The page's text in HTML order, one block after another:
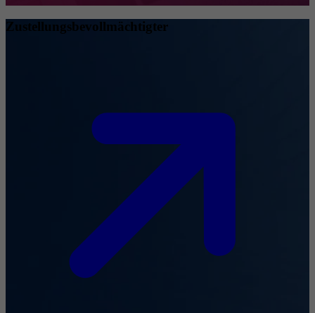
Zustellungsbevollmächtigter